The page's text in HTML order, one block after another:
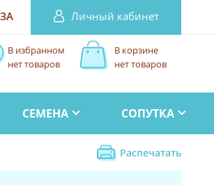
Личный кабинет
В корзине
нет товаров
В избранном
нет товаров
СЕМЕНА СОПУТКА
Распечатать